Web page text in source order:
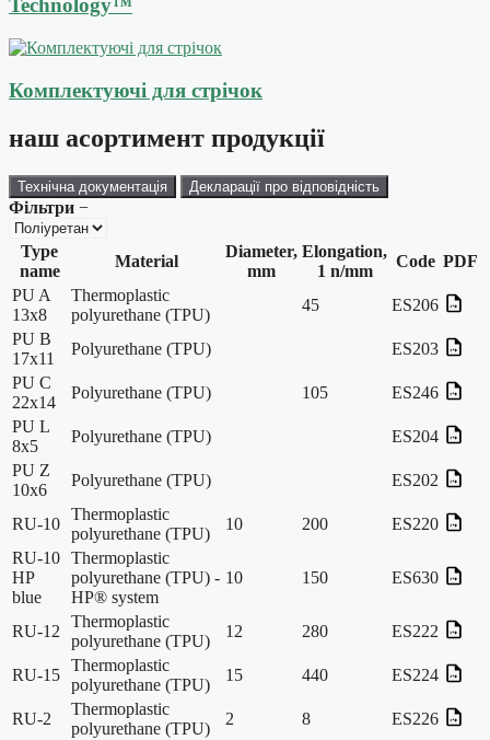
Technology™
Комплектуючі для стрічок
наш асортимент продукції
Технічна документація Декларації про відповідність
Фільтри −
Type
name
Material
Diameter,
mm
Elongation,
1 n/mm
Code PDF
PU A
13x8
Thermoplastic
polyurethane (TPU)
45
ES206
PU B
17x11
Polyurethane (TPU)
ES203
PU C
22x14
Polyurethane (TPU) 105
ES246
PU L
8x5
Polyurethane (TPU)
ES204
PU Z
10x6
Polyurethane (TPU) ES202
RU-10
Thermoplastic
polyurethane (TPU)
10 200
ES220
RU-10
HP
blue
Thermoplastic
polyurethane (TPU) -
HP® system
10 150 ES630
RU-12
Thermoplastic
polyurethane (TPU)
12 280 ES222
RU-15
Thermoplastic
polyurethane (TPU)
15 440 ES224
RU-2
Thermoplastic
polyurethane (TPU)
2 8 ES226